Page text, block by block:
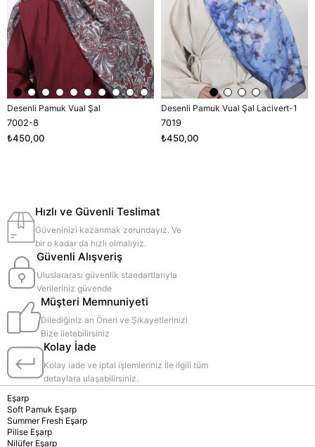
Desenli Pamuk Vual Şal
7002-8
₺450,00
Desenli Pamuk Vual Şal Lacivert-1
7019
₺450,00
Hızlı ve Güvenli Teslimat
Güveninizi kazanmak zorundayız. Ve
bir o kadar da hızlı olmalıyız.
Güvenli Alışveriş
Uluslararası güvenlik standartlarıyla
Verileriniz güvende
Müşteri Memnuniyeti
Dilediğiniz an Öneri ve Şikayetlerinizi
Bize iletebilirsiniz
Kolay İade
Kolay iade ve iptal işlemleriniz İle ilgili tüm
detaylara ulaşabilirsiniz.
Eşarp
Soft Pamuk Eşarp
Summer Fresh Eşarp
Pilise Eşarp
Nilüfer Eşarp